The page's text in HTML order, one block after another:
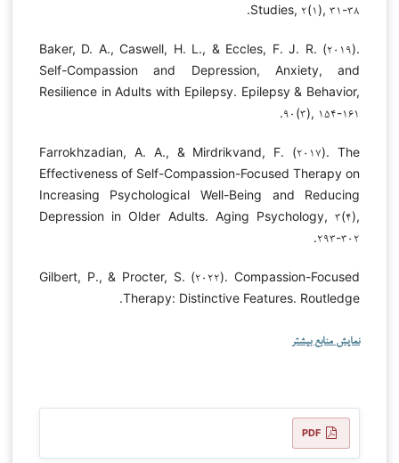
Studies, ۲(۱), ۳۱-۳۸.
Baker, D. A., Caswell, H. L., & Eccles, F. J. R. (۲۰۱۹).
Self-Compassion and Depression, Anxiety, and
Resilience in Adults with Epilepsy. Epilepsy & Behavior,
۹۰(۳), ۱۵۴-۱۶۱.
Farrokhzadian, A. A., & Mirdrikvand, F. (۲۰۱۷). The
Effectiveness of Self-Compassion-Focused Therapy on
Increasing Psychological Well-Being and Reducing
Depression in Older Adults. Aging Psychology, ۳(۴),
۲۹۳-۳۰۲.
Gilbert, P., & Procter, S. (۲۰۲۲). Compassion-Focused
Therapy: Distinctive Features. Routledge.
نمایش منابع بیشتر
PDF